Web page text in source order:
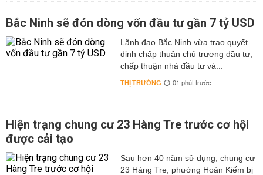
Bắc Ninh sẽ đón dòng vốn đầu tư gần 7 tỷ USD
Lãnh đạo Bắc Ninh vừa trao quyết
định chấp thuận chủ trương đầu tư,
chấp thuận nhà đầu tư và...
THỊ TRƯỜNG 01 phút trước
Hiện trạng chung cư 23 Hàng Tre trước cơ hội
được cải tạo
Sau hơn 40 năm sử dụng, chung cư
23 Hàng Tre, phường Hoàn Kiếm bị